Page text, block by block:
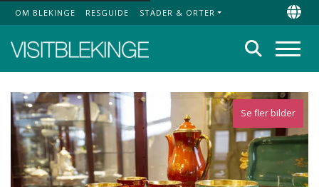
Top Menu
OM BLEKINGE RESGUIDE STÄDER & ORTER
Sök
Se fler bilder